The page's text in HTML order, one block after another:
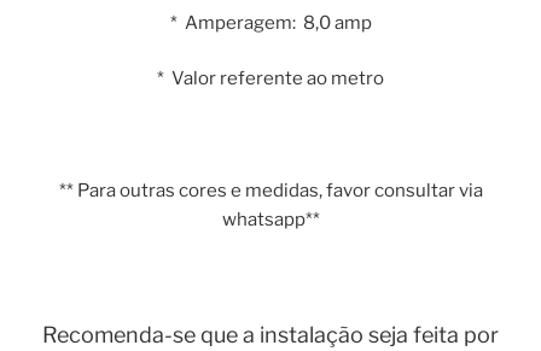
* Amperagem: 8,0 amp
* Valor referente ao metro
** Para outras cores e medidas, favor consultar via
whatsapp**
Recomenda-se que a instalação seja feita por